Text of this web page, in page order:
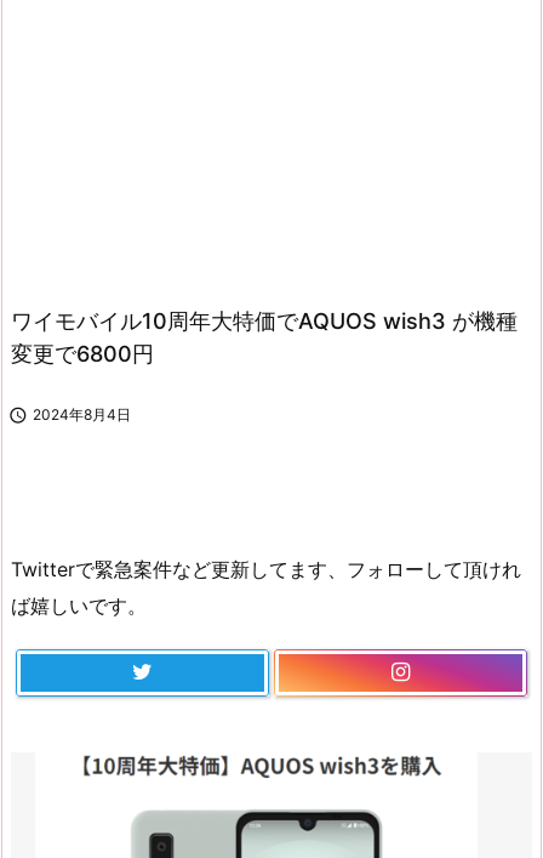
ワイモバイル10周年大特価でAQUOS wish3 が機種
変更で6800円
 2024年8月4日
Twitterで緊急案件など更新してます、フォローして頂けれ
ば嬉しいです。